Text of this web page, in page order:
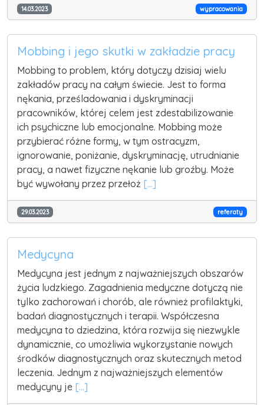
14.03.2023 wypracowania
Mobbing i jego skutki w zakładzie pracy
Mobbing to problem, który dotyczy dzisiaj wielu
zakładów pracy na całym świecie. Jest to forma
nękania, prześladowania i dyskryminacji
pracowników, której celem jest zdestabilizowanie
ich psychiczne lub emocjonalne. Mobbing może
przybierać różne formy, w tym ostracyzm,
ignorowanie, poniżanie, dyskryminację, utrudnianie
pracy, a nawet fizyczne nękanie lub groźby. Może
być wywołany przez przełoż [...]
29.03.2023 referaty
Medycyna
Medycyna jest jednym z najważniejszych obszarów
życia ludzkiego. Zagadnienia medyczne dotyczą nie
tylko zachorowań i chorób, ale również profilaktyki,
badań diagnostycznych i terapii. Współczesna
medycyna to dziedzina, która rozwija się niezwykle
dynamicznie, co umożliwia wykorzystanie nowych
środków diagnostycznych oraz skutecznych metod
leczenia. Jednym z najważniejszych elementów
medycyny je [...]